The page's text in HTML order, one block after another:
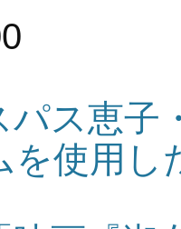
パス恵子
を使用